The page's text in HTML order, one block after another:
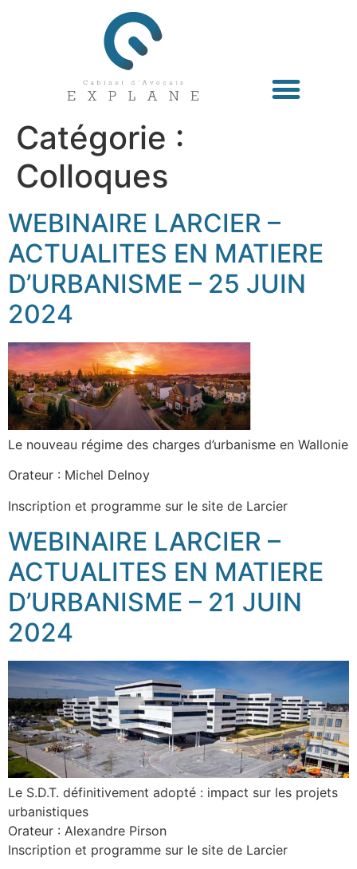
Catégorie :
Colloques
WEBINAIRE LARCIER –
ACTUALITES EN MATIERE
D’URBANISME – 25 JUIN
2024
Le nouveau régime des charges d’urbanisme en Wallonie
Orateur : Michel Delnoy
Inscription et programme sur le site de Larcier
WEBINAIRE LARCIER –
ACTUALITES EN MATIERE
D’URBANISME – 21 JUIN
2024
Le S.D.T. définitivement adopté : impact sur les projets
urbanistiques
Orateur : Alexandre Pirson
Inscription et programme sur le site de Larcier